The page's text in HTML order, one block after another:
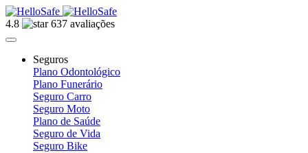
4.8 637 avaliações
Seguros
Plano Odontológico
Plano Funerário
Seguro Carro
Seguro Moto
Plano de Saúde
Seguro de Vida
Seguro Bike